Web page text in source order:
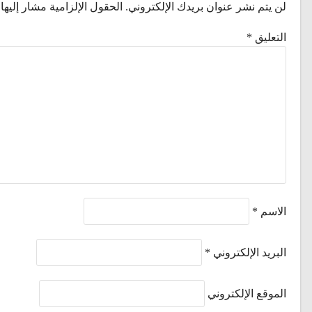
لن يتم نشر عنوان بريدك الإلكتروني. الحقول الإلزامية مشار
التعليق *
الاسم *
البريد الإلكتروني *
الموقع الإلكتروني